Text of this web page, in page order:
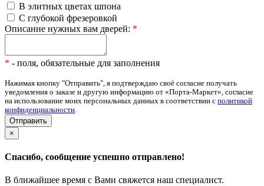
В элитных цветах шпона
С глубокой фрезеровкой
Описание нужных вам дверей: *
* - поля, обязательные для заполнения
Нажимая кнопку "Отправить", я подтверждаю своё согласие получать
уведомления о заказе и другую информацию от «Порта-Маркет», согласие
на использование моих персональных данных в соответствии с политикой
конфиденциальности
×
Спасибо, сообщение успешно отправлено!
В ближайшее время с Вами свяжется наш специалист.